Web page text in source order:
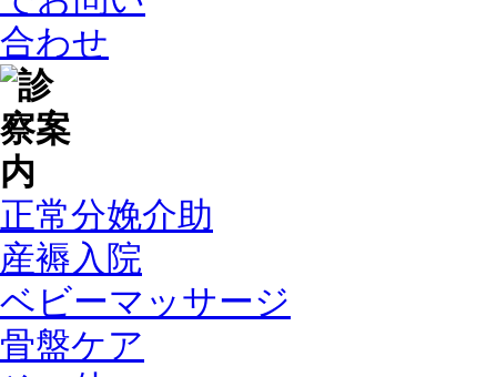
正常分娩介助
産褥入院
ベビーマッサージ
骨盤ケア